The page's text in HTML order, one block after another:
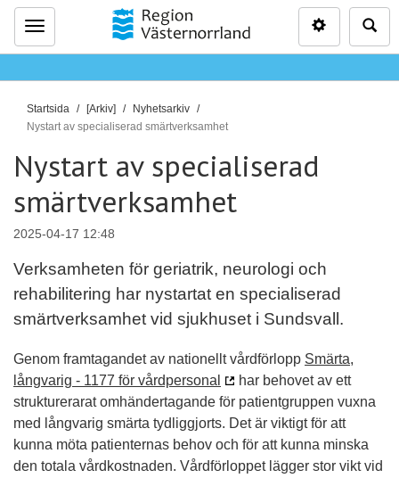
Meny
D
u
ä
r
h
ä
r
:
Startsida [Arkiv]
Nyhetsarkiv
Nystart av specialiserad smärtverksamhet
Nystart av specialiserad
smärtverksamhet
2025-04-17 12:48
Verksamheten för geriatrik, neurologi och
rehabilitering har nystartat en specialiserad
smärtverksamhet vid sjukhuset i Sundsvall.
Genom framtagandet av nationellt vårdförlopp Smärta,
långvarig - 1177 för vårdpersonal
har behovet av ett
strukturerarat omhändertagande för patientgruppen vuxna
med långvarig smärta tydliggjorts. Det är viktigt för att
kunna möta patienternas behov och för att kunna minska
den totala vårdkostnaden. Vårdförloppet lägger stor vikt vid